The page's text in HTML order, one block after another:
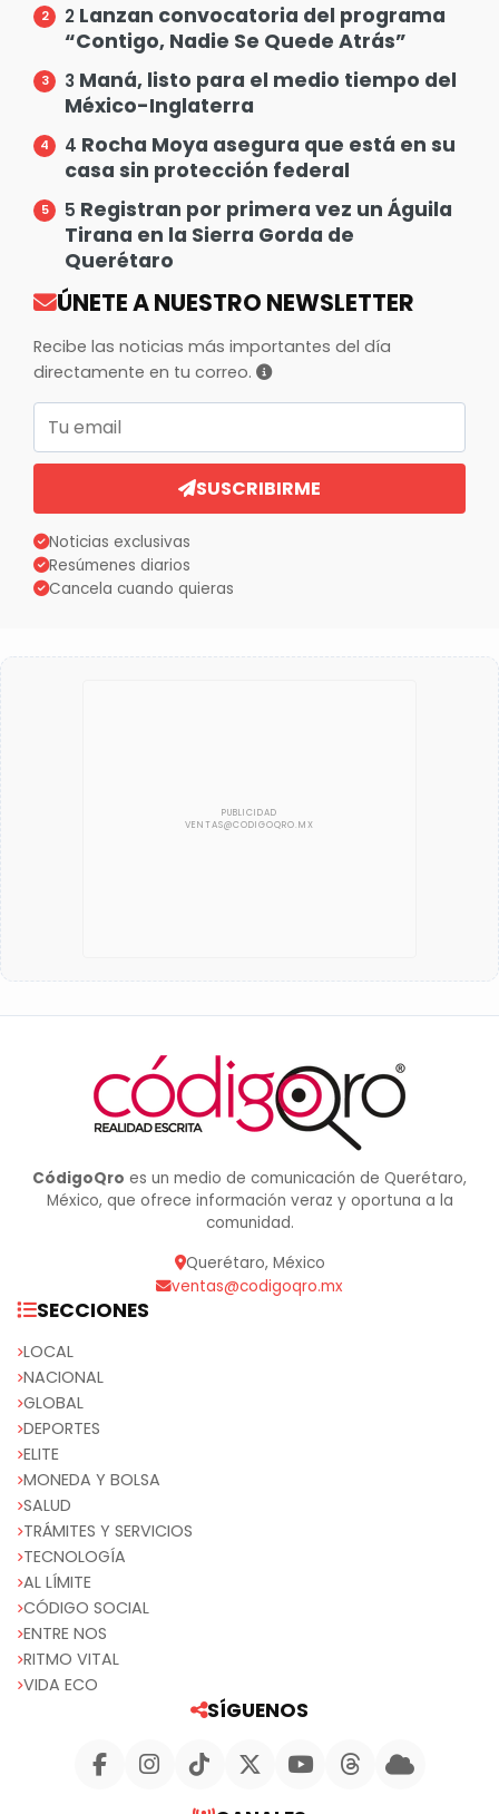
2 Lanzan convocatoria del programa
“Contigo, Nadie Se Quede Atrás”
3 Maná, listo para el medio tiempo del
México-Inglaterra
4 Rocha Moya asegura que está en su
casa sin protección federal
5 Registran por primera vez un Águila
Tirana en la Sierra Gorda de
Querétaro
ÚNETE A NUESTRO NEWSLETTER
Recibe las noticias más importantes del día
directamente en tu correo.
SUSCRIBIRME
Noticias exclusivas
Resúmenes diarios
Cancela cuando quieras
CódigoQro es un medio de comunicación de Querétaro,
México, que ofrece información veraz y oportuna a la
comunidad.
Querétaro, México
ventas@codigoqro.mx
SECCIONES
LOCAL
NACIONAL
GLOBAL
DEPORTES
ELITE
MONEDA Y BOLSA
SALUD
TRÁMITES Y SERVICIOS
TECNOLOGÍA
AL LÍMITE
CÓDIGO SOCIAL
ENTRE NOS
RITMO VITAL
VIDA ECO
SÍGUENOS